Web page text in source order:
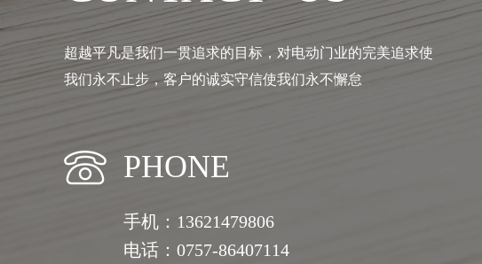
超越平凡是我们一贯追求的目标，对电动门业的完美追求使
我们永不止步，客户的诚实守信使我们永不懈怠
PHONE
手机：13621479806
电话：0757-86407114